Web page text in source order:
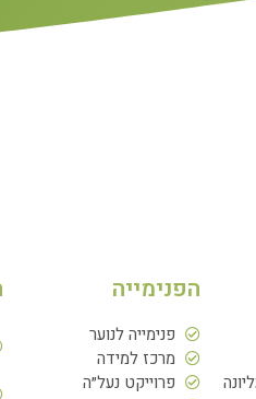
הפנימייה
פנימייה לנוער
מרכז למידה
פרוייקט נעל״ה